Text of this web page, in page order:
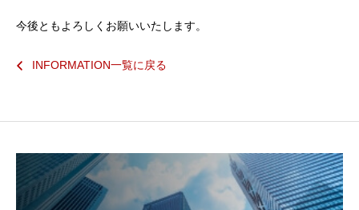
今後ともよろしくお願いいたします。
INFORMATION一覧に戻る